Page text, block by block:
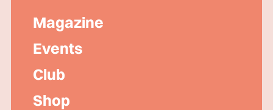
Magazine
Events
Club
Shop